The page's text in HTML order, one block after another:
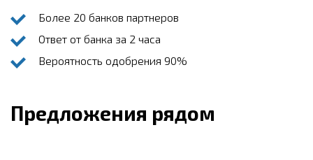
Более 20 банков партнеров
Ответ от банка за 2 часа
Вероятность одобрения 90%
Предложения рядом